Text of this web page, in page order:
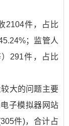
2104件，占比
；监管人
291件，占比
大的问题主要
子模拟器网站
件)，合计占